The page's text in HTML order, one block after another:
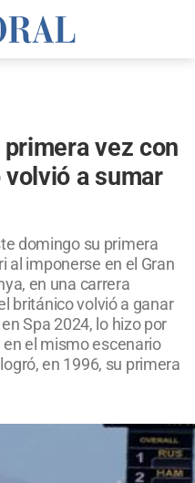
vez con
a sumar
domingo su primera
al imponerse en el Gran
en una carrera
británico volvió a ganar
Spa 2024, lo hizo por
el mismo escenario
en 1996, su primera